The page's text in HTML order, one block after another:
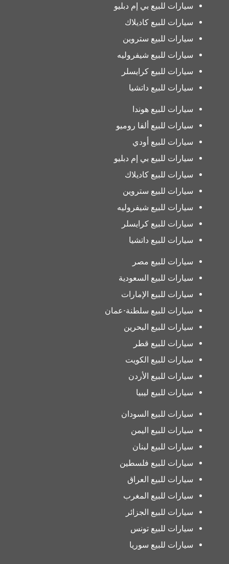
سيارات للبيع بي إم دبليو
سيارات للبيع كاديلاك
سيارات للبيع ستروين
سيارات للبيع شيفروليه
سيارات للبيع كرايسلر
سيارات للبيع داتشيا
سيارات للبيع هوندا
سيارات للبيع ألفا روميو
سيارات للبيع أودي
سيارات للبيع بي إم دبليو
سيارات للبيع كاديلاك
سيارات للبيع ستروين
سيارات للبيع شيفروليه
سيارات للبيع كرايسلر
سيارات للبيع داتشيا
سيارات للبيع مصر
سيارات للبيع السعودية
سيارات للبيع الإمارات
سيارات للبيع سلطنة-عمان
سيارات للبيع البحرين
سيارات للبيع قطر
سيارات للبيع الكويت
سيارات للبيع الأردن
سيارات للبيع ليبيا
سيارات للبيع السودان
سيارات للبيع اليمن
سيارات للبيع لبنان
سيارات للبيع فلسطين
سيارات للبيع العراق
سيارات للبيع المغرب
سيارات للبيع الجزائر
سيارات للبيع تونس
سيارات للبيع سوريا